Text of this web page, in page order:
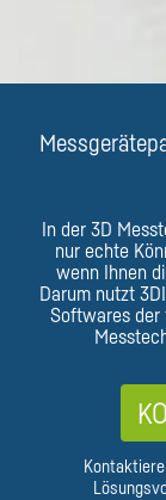
In der 3D
nur echte
wenn Ihnen
Darum nutzt
Softwares der